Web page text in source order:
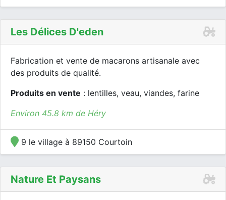
Les Délices D'eden
Fabrication et vente de macarons artisanale avec
des produits de qualité.
Produits en vente : lentilles, veau, viandes, farine
Environ 45.8 km de Héry
9 le village à 89150 Courtoin
Nature Et Paysans